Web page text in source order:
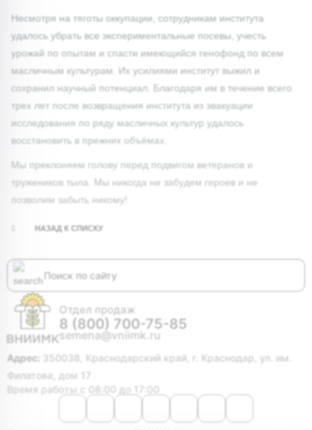
Несмотря на тяготы оккупации, сотрудникам института
удалось убрать все экспериментальные посевы, учесть
урожай по опытам и спасти имеющийся генофонд по всем
масличным культурам. Их усилиями институт выжил и
сохранил научный потенциал. Благодаря им в течение всего
трех лет после возвращения института из эвакуации
исследования по ряду масличных культур удалось
восстановить в прежних объёмах.
Мы преклоняем голову перед подвигом ветеранов и
тружеников тыла. Мы никогда не забудем героев и не
позволим забыть никому!
НАЗАД К СПИСКУ
Отдел продаж
8 (800) 700-75-85
semena@vniimk.ru
Адрес:
350038, Краснодарский край, г. Краснодар, ул. им.
Филатова, дом 17
Время работы с 08:00 до 17:00